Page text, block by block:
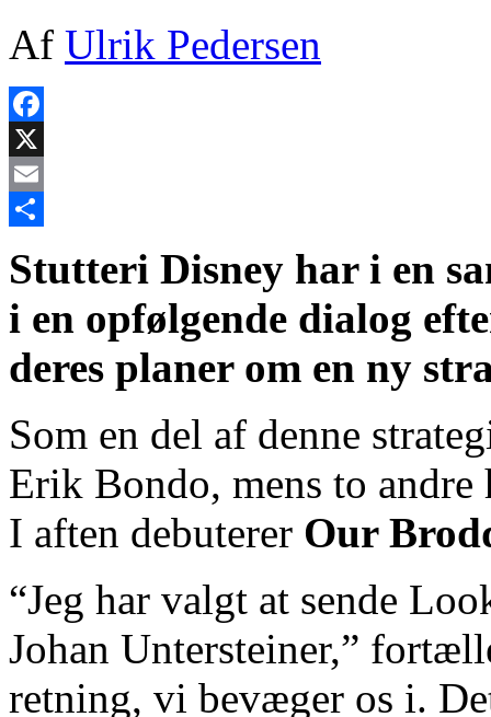
Af Ulrik Pedersen
Facebook
X
Email
Stutteri Disney har i en
i en opfølgende dialog
deres planer om en ny
Som en del af denne
Erik Bondo, mens to
I aften debuterer Our
“Jeg har valgt at sende
Johan Untersteiner,”
retning, vi bevæger os i.